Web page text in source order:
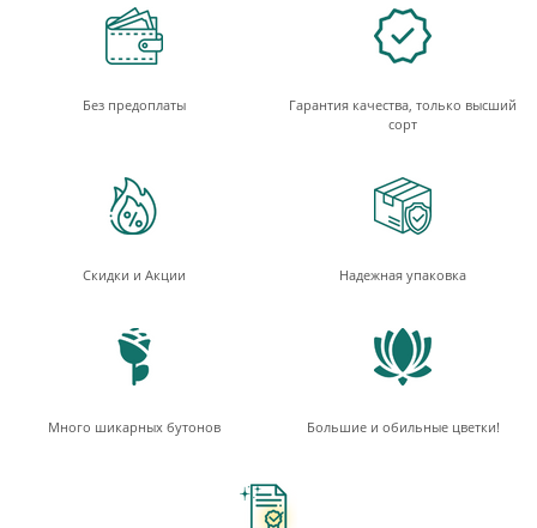
Без предоплаты
Гарантия качества, только высший
сорт
Скидки и Акции Надежная упаковка
Много шикарных бутонов Большие и обильные цветки!